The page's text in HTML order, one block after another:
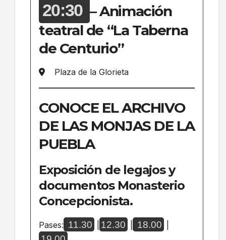
20:30 – Animación
teatral de “La Taberna
de Centurio”
Plaza de la Glorieta
CONOCE EL ARCHIVO
DE LAS MONJAS DE LA
PUEBLA
Exposición de legajos y
documentos Monasterio
Concepcionista.
Pases: 11.30 12.30 18.00